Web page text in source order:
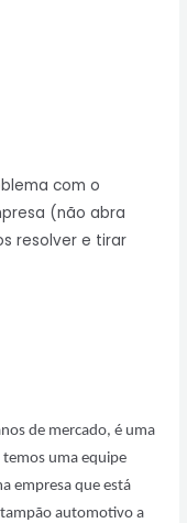
com o
(não abra
resolver e tirar
de mercado, é uma
temos uma equipe
empresa que está
automotivo a